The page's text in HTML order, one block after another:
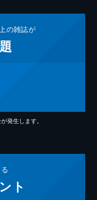
の雑誌が
発生します。
ト